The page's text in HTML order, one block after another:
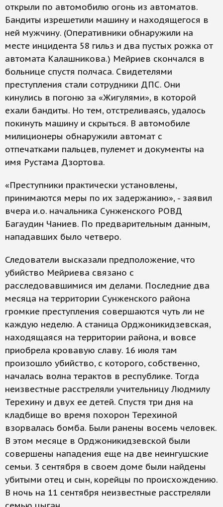
открыли по автомобилю огонь из автоматов.
Бандиты изрешетили машину и находящегося в
ней мужчину. (Оперативники обнаружили на
месте инцидента 58 гильз и два пустых рожка от
автомата Калашникова.) Мейриев скончался в
больнице спустя полчаса. Свидетелями
преступления стали сотрудники ДПС. Они
кинулись в погоню за «Жигулями», в которой
ехали бандиты. Но тем, отстреливаясь, удалось
покинуть машину и скрыться. В автомобиле
милиционеры обнаружили автомат с
отпечатками пальцев, пулемет и документы на
имя Рустама Дзортова.
«Преступники практически установлены,
принимаются меры по их задержанию», - заявил
вчера и.о. начальника Сунженского РОВД
Багаудин Чаниев. По предварительным данным,
нападавших было четверо.
Следователи высказали предположение, что
убийство Мейриева связано с
расследовавшимися им делами. Последние два
месяца на территории Сунженского района
громкие преступления совершаются чуть ли не
каждую неделю. А станица Орджоникидзевская,
находящаяся на территории района, и вовсе
приобрела кровавую славу. 16 июля там
произошло убийство, с которого, собственно,
началась волна терактов в республике. Тогда
неизвестные расстреляли учительницу Людмилу
Терехину и двух ее детей. Спустя три дня на
кладбище во время похорон Терехиной
взорвалась бомба. Были ранены восемь человек.
В этом месяце в Орджоникидзевской были
совершены нападения еще на две неингушские
семьи. 3 сентября в своем доме были найдены
убитыми отец и сын, корейцы по происхождению.
В ночь на 11 сентября неизвестные расстреляли